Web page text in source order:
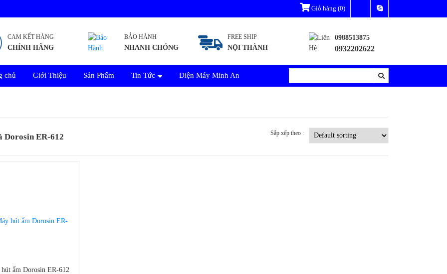
Giỏ hàng (0)
CAM KẾT HÀNG
CHÍNH HÃNG
BẢO HÀNH
NHANH CHÓNG
FREE SHIP
NỘI THÀNH
0988513875
0932202622
chủ Giới Thiệu Sản Phẩm Tin Tức Điện Máy Minh An
Dorosin ER-612 Sắp xếp theo :
ẩm Dorosin ER-612